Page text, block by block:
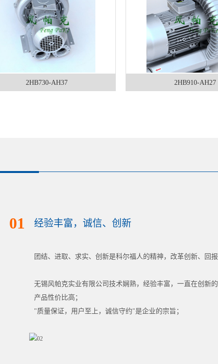
AH37 2HB910-AH27
01 经验丰富，诚信、创新
团结、进取、求实、创新是科尔福人的精神，改革创新、回
无锡风帕克实业有限公司技术娴熟，经验丰富，一直在创新
产品性价比高；
"质量保证，用户至上，诚信守约"是企业的宗旨；